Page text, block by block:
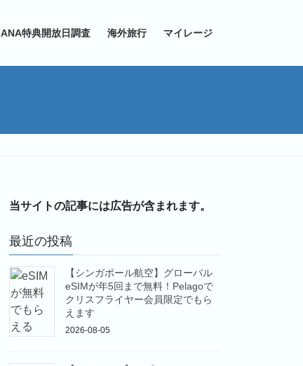
ANA特典開放日調査 海外旅行 マイレージ
当サイトの記事には広告が含まれます。
最近の投稿
【シンガポール航空】グローバル
eSIMが年5回まで無料！Pelagoで
クリスフライヤー会員限定でもら
えます
2026-08-05